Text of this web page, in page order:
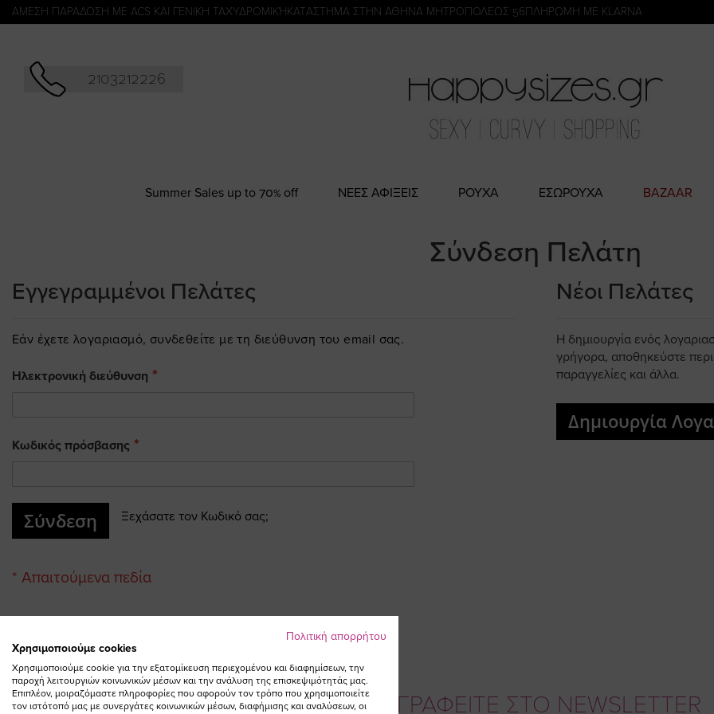
ΑΜΕΣΗ ΠΑΡΑΔΟΣΗ ΜΕ ACS ΚΑΙ ΓΕΝΙΚΗ ΤΑΧΥΔΡΟΜΙΚΉKATΑΣΤΗΜΑ ΣΤΗΝ ΑΘΗΝΑ ΜΗΤΡΟΠΟΛΕΩΣ 56ΠΛΗΡΩΜΗ ΜΕ KLARNA
2103212226
Summer Sales up to 70% off NΕΕΣ ΑΦΙΞΕΙΣ ΡΟΥΧΑ ΕΣΩΡΟΥΧΑ BAZAAR
Σύνδεση Πελάτη
Εγγεγραμμένοι Πελάτες
Εάν έχετε λογαριασμό, συνδεθείτε με τη διεύθυνση του email σας.
Ηλεκτρονική διεύθυνση
Κωδικός πρόσβασης
Σύνδεση Ξεχάσατε τον Κωδικό σας;
Νέοι Πελάτες
Η δημιουργία ενός
γρήγορα, αποθηκεύστε
παραγγελίες και άλλα.
Δημιουργία
ΕΓΓΡΑΦΕΙΤΕ ΣΤΟ NEWSLETTER
Αναζήτηση
Πολιτική απορρήτου
Χρησιμοποιούμε cookies
Χρησιμοποιούμε cookie για την εξατομίκευση περιεχομένου και διαφημίσεων, την
παροχή λειτουργιών κοινωνικών μέσων και την ανάλυση της επισκεψιμότητάς μας.
Επιπλέον, μοιραζόμαστε πληροφορίες που αφορούν τον τρόπο που χρησιμοποιείτε
τον ιστότοπό μας με συνεργάτες κοινωνικών μέσων, διαφήμισης και αναλύσεων, οι